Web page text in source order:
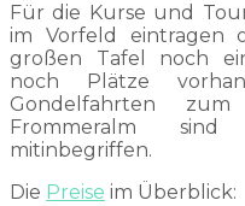
Für die Kurse und
im Vorfeld eintragen
großen Tafel noch
noch Plätze
Gondelfahrten
Frommeralm sind
mitinbegriffen.
Die Preise im Überblick: